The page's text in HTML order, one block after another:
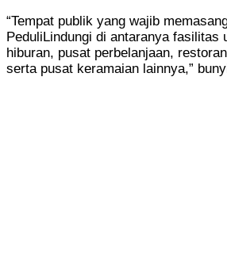
“Tempat publik yang wajib
PeduliLindungi di antaranya fasilitas
hiburan, pusat perbelanjaan,
serta pusat keramaian lainnya,”